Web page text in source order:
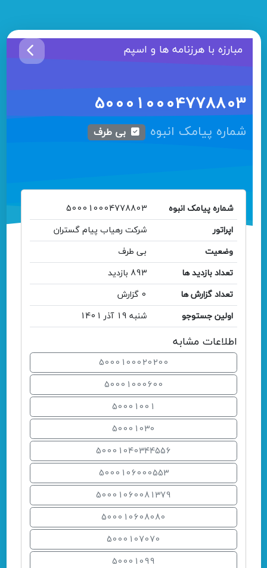
مبارزه با هرزنامه ها و اسپم
500010004778803
شماره پیامک انبوه بی طرف
شماره پیامک انبوه
500010004778803
اپراتور
شرکت رهیاب پیام گستران
وضعیت
بی طرف
تعداد بازدید ها
893 بازدید
تعداد گزارش ها
0 گزارش
اولین جستوجو
شنبه 19 آذر 1401
اطلاعات مشابه
5000100020200
50001000600
50001001
50001030
50001040344556
5000106000553
50001060081379
500010608080
5000107070
50001099